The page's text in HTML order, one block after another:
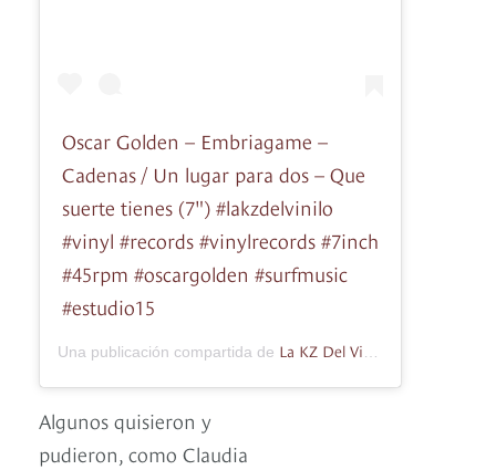
Oscar Golden – Embriagame –
Cadenas / Un lugar para dos – Que
suerte tienes (7") #lakzdelvinilo
#vinyl #records #vinylrecords #7inch
#45rpm #oscargolden #surfmusic
#estudio15
Una publicación compartida de La KZ Del Vinilo
Algunos quisieron y
pudieron, como Claudia